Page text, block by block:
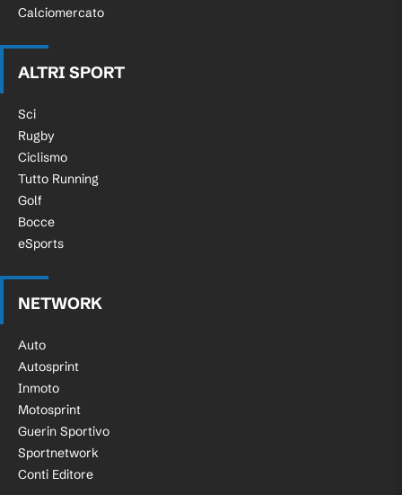
Calciomercato
ALTRI SPORT
Sci
Rugby
Ciclismo
Tutto Running
Golf
Bocce
eSports
NETWORK
Auto
Autosprint
Inmoto
Motosprint
Guerin Sportivo
Sportnetwork
Conti Editore